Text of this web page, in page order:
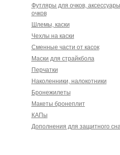
Футляры для очков,
очков
Шлемы, каски
Чехлы на каски
Сменные части от касок
Маски для страйкбола
Перчатки
Наколенники, налокотники
Бронежилеты
Макеты бронеплит
КАПы
Дополнения для защитного